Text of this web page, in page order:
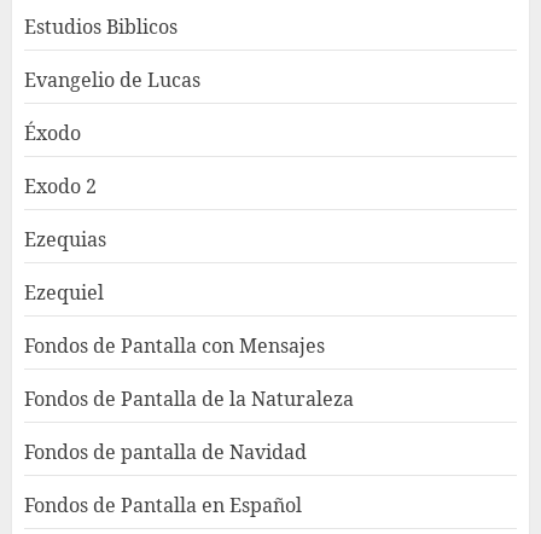
Estudios Biblicos
Evangelio de Lucas
Éxodo
Exodo 2
Ezequias
Ezequiel
Fondos de Pantalla con Mensajes
Fondos de Pantalla de la Naturaleza
Fondos de pantalla de Navidad
Fondos de Pantalla en Español